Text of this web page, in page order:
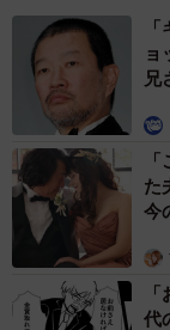
ョ
兄
た
今
代